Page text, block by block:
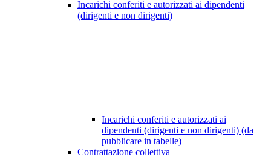
Incarichi conferiti e autorizzati ai dipendenti
(dirigenti e non dirigenti)
Incarichi conferiti e autorizzati ai
dipendenti (dirigenti e non dirigenti) (da
pubblicare in tabelle)
Contrattazione collettiva